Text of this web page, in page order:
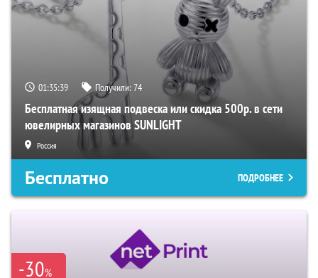
01:35:37 Получили:74
Бесплатная изящная подвеска или скидка 500р. в сети
ювелирных магазинов SUNLIGHT
Россия
Бесплатно ПОДРОБНЕЕ
-30%